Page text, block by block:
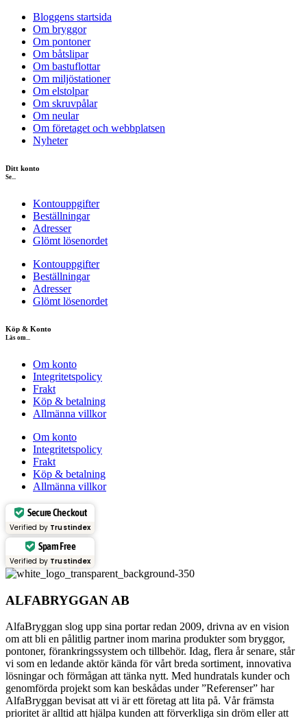
Bloggens startsida
Om bryggor
Om pontoner
Om båtslipar
Om bastuflottar
Om miljöstationer
Om elstolpar
Om skruvpålar
Om neular
Om företaget och webbplatsen
Nyheter
Ditt konto
Se...
Kontouppgifter
Beställningar
Adresser
Glömt lösenordet
Kontouppgifter
Beställningar
Adresser
Glömt lösenordet
Köp & Konto
Läs om...
Om konto
Integritetspolicy
Frakt
Köp & betalning
Allmänna villkor
Om konto
Integritetspolicy
Frakt
Köp & betalning
Allmänna villkor
Secure Checkout
Verified by Trustindex
Spam Free
Verified by Trustindex
ALFABRYGGAN AB
AlfaBryggan slog upp sina portar redan 2009, drivna av en vision
om att bli en pålitlig partner inom marina produkter som bryggor,
pontoner, förankringssystem och tillbehör. Idag, flera år senare, står
vi som en ledande aktör kända för vårt breda sortiment, innovativa
lösningar och förmågan att tänka nytt. Med hundratals kunder och
genomförda projekt som kan beskådas under ”Referenser” har
AlfaBryggan bevisat att vi är ett företag att lita på. Vår främsta
prioritet är alltid att hjälpa kunden att förverkliga sin dröm eller att